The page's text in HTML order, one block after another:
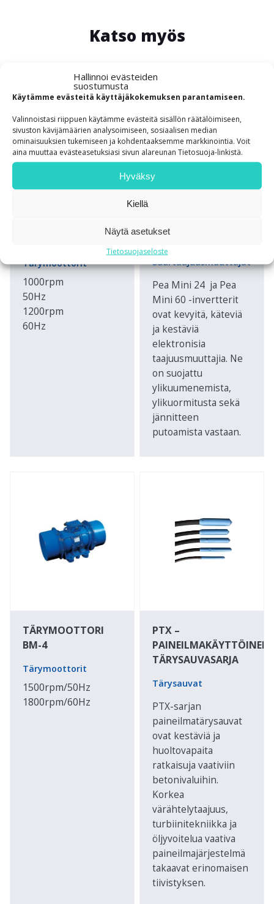
Hallinnoi evästeiden
suostumusta
Käytämme evästeitä käyttäjäkokemuksen parantamiseen.
Valinnoistasi riippuen käytämme evästeitä sisällön räätälöimiseen,
sivuston kävijämäärien analysoimiseen, sosiaalisen median
ominaisuuksien tukemiseen ja kohdentaaksemme markkinointia. Voit
aina muuttaa evästeasetuksiasi sivun alareunan Tietosuoja-linkistä.
Hyväksy
Kiellä
Näytä asetukset
Tietosuojaseloste
Katso myös
Tärymoottorit
1000rpm
50Hz
1200rpm
60Hz
PEA MINI 24
Suurtaajuus­muuttajat
Pea Mini 24 ja Pea
Mini 60 -invertterit
ovat kevyitä, käteviä
ja kestäviä
elektronisia
taajuusmuuttajia. Ne
on suojattu
ylikuumenemista,
ylikuormitusta sekä
jännitteen
putoamista vastaan.
TÄRYMOOTTORI
BM-4
Tärymoottorit
1500rpm/50Hz
1800rpm/60Hz
PTX –
PAINEILMAKÄYTTÖINEN
TÄRYSAUVASARJA
Tärysauvat
PTX-sarjan
paineilmatärysauvat
ovat kestäviä ja
huoltovapaita
ratkaisuja vaativiin
betonivaluihin.
Korkea
värähtelytaajuus,
turbiinitekniikka ja
öljyvoitelua vaativa
paineilmajärjestelmä
takaavat erinomaisen
tiivistyksen.